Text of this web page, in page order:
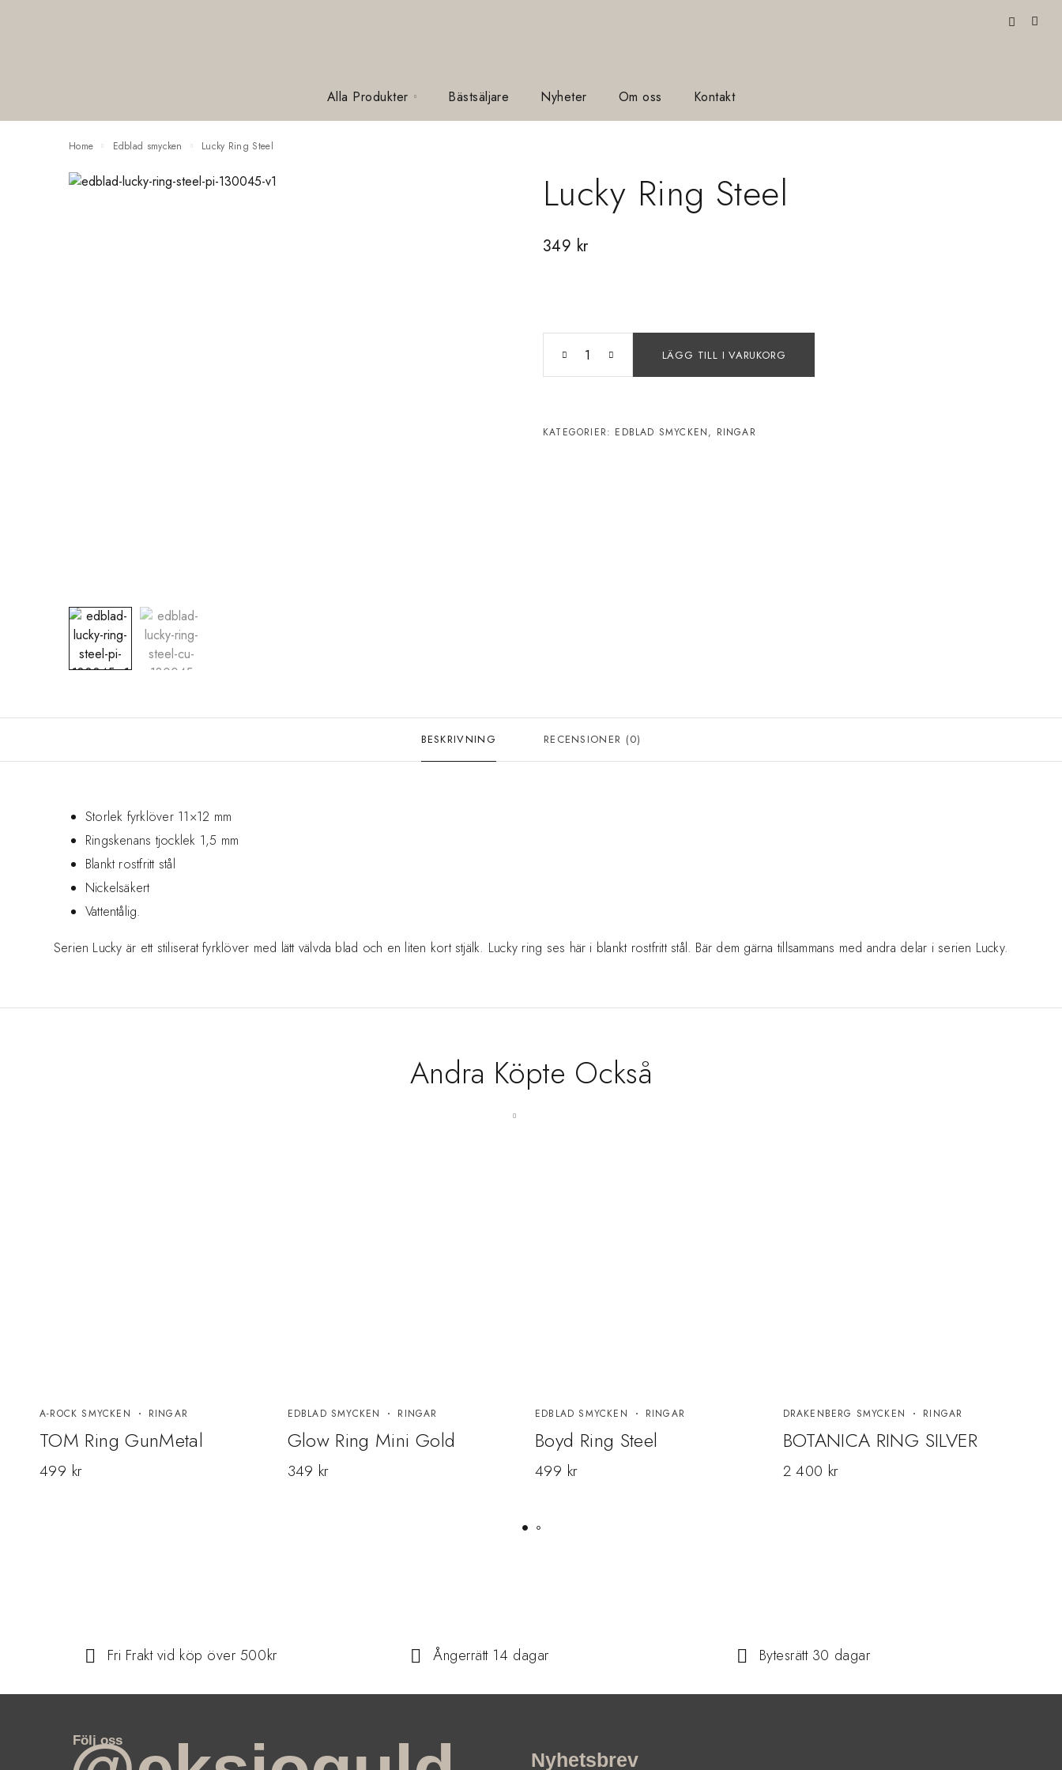
Alla Produkter Bästsäljare Nyheter Om oss Kontakt
Home Edblad smycken Lucky Ring Steel
Lucky Ring Steel
349 kr
LÄGG TILL I VARUKORG
KATEGORIER: EDBLAD SMYCKEN, RINGAR
BESKRIVNING RECENSIONER (0)
Storlek fyrklöver 11×12 mm
Ringskenans tjocklek 1,5 mm
Blankt rostfritt stål
Nickelsäkert
Vattentålig.
Serien Lucky är ett stiliserat fyrklöver med lätt välvda blad och en liten kort stjälk. Lucky ring ses här i blankt rostfritt stål. Bär dem gärna tillsammans med andra delar i serien Lucky.
Andra Köpte Också
A-ROCK SMYCKEN RINGAR
TOM Ring GunMetal
499 kr
EDBLAD SMYCKEN RINGAR
Glow Ring Mini Gold
349 kr
EDBLAD SMYCKEN RINGAR
Boyd Ring Steel
499 kr
DRAKENBERG SMYCKEN RINGAR
BOTANICA RING SILVER
2 400 kr
Fri Frakt vid köp över 500kr Ångerrätt 14 dagar Bytesrätt 30 dagar
Följ oss
Nyhetsbrev